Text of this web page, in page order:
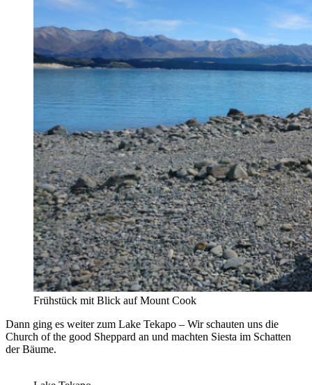
Frühstück mit Blick auf Mount Cook
Dann ging es weiter zum Lake Tekapo – Wir schauten uns die
Church of the good Sheppard an und machten Siesta im Schatten
der Bäume.